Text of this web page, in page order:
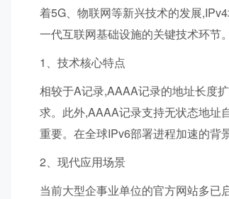
着5G、物联网等新兴技术的发展
一代互联网基础设施的关键技术环节
1、技术核心特点
相较于A记录,AAAA记录的地址长度
求。此外,AAAA记录支持无状态地址
重要。在全球IPv6部署进程加速的背
2、现代应用场景
当前大型企事业单位的官方网站多已